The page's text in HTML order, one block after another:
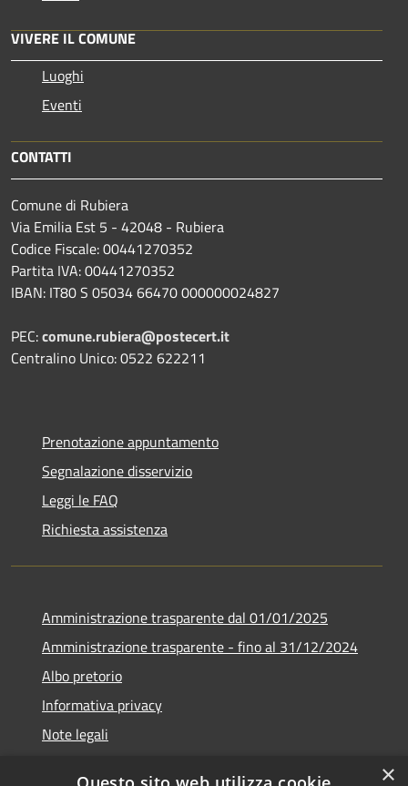
VIVERE IL COMUNE
Luoghi
Eventi
CONTATTI
Comune di Rubiera
Via Emilia Est 5 - 42048 - Rubiera
Codice Fiscale: 00441270352
Partita IVA: 00441270352
IBAN: IT80 S 05034 66470 000000024827
PEC:comune.rubiera@postecert.it
Centralino Unico: 0522 622211
Prenotazione appuntamento
Segnalazione disservizio
Leggi le FAQ
Richiesta assistenza
Amministrazione trasparente dal 01/01/2025
Amministrazione trasparente - fino al 31/12/2024
Albo pretorio
Informativa privacy
Note legali
×